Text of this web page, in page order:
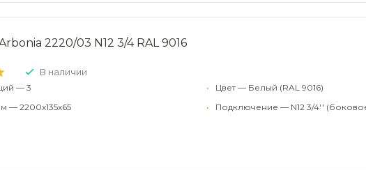
2220/03 N12 3/4 RAL 9016
В наличии
— 3
— 2200x135x65
•
Цвет — Белый (RAL 9016)
•
Подключение — N12 3/4''